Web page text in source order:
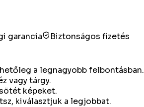
garancia Biztonságos fizetés
a legnagyobb felbontásban.
vagy tárgy.
képeket.
kiválasztjuk a legjobbat.